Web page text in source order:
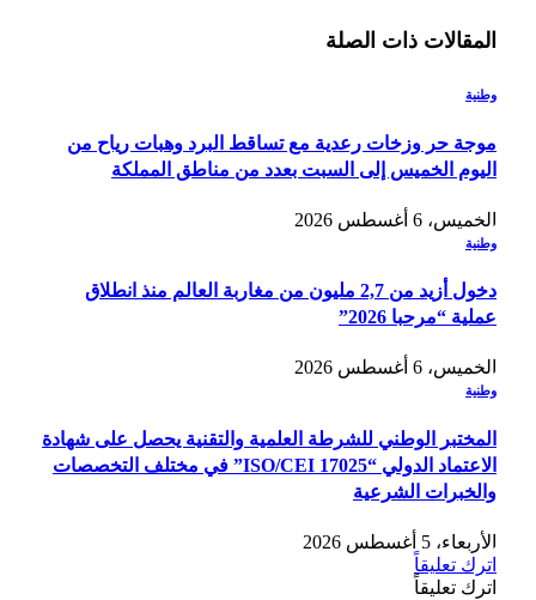
المقالات ذات الصلة
وطنية
موجة حر وزخات رعدية مع تساقط البرد وهبات رياح من
اليوم الخميس إلى السبت بعدد من مناطق المملكة
الخميس، 6 أغسطس 2026
وطنية
دخول أزيد من 2,7 مليون من مغاربة العالم منذ انطلاق
عملية “مرحبا 2026”
الخميس، 6 أغسطس 2026
وطنية
المختبر الوطني للشرطة العلمية والتقنية يحصل على شهادة
الاعتماد الدولي “ISO/CEI 17025” في مختلف التخصصات
والخبرات الشرعية
الأربعاء، 5 أغسطس 2026
اترك تعليقاً
اترك تعليقاً